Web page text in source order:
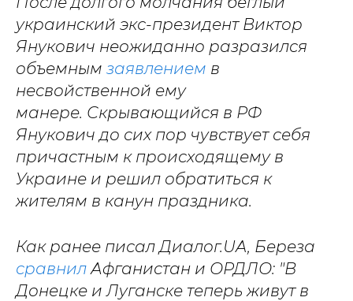
украинский экс-президент Виктор
Янукович неожиданно разразился
объемным заявлением в
несвойственной ему
манере. Скрывающийся в РФ
Янукович до сих пор чувствует себя
причастным к происходящему в
Украине и решил обратиться к
жителям в канун праздника.
Как ранее писал Диалог.UA, Береза
сравнилАфганистан и ОРДЛО: "В
Донецке и Луганске теперь живут в